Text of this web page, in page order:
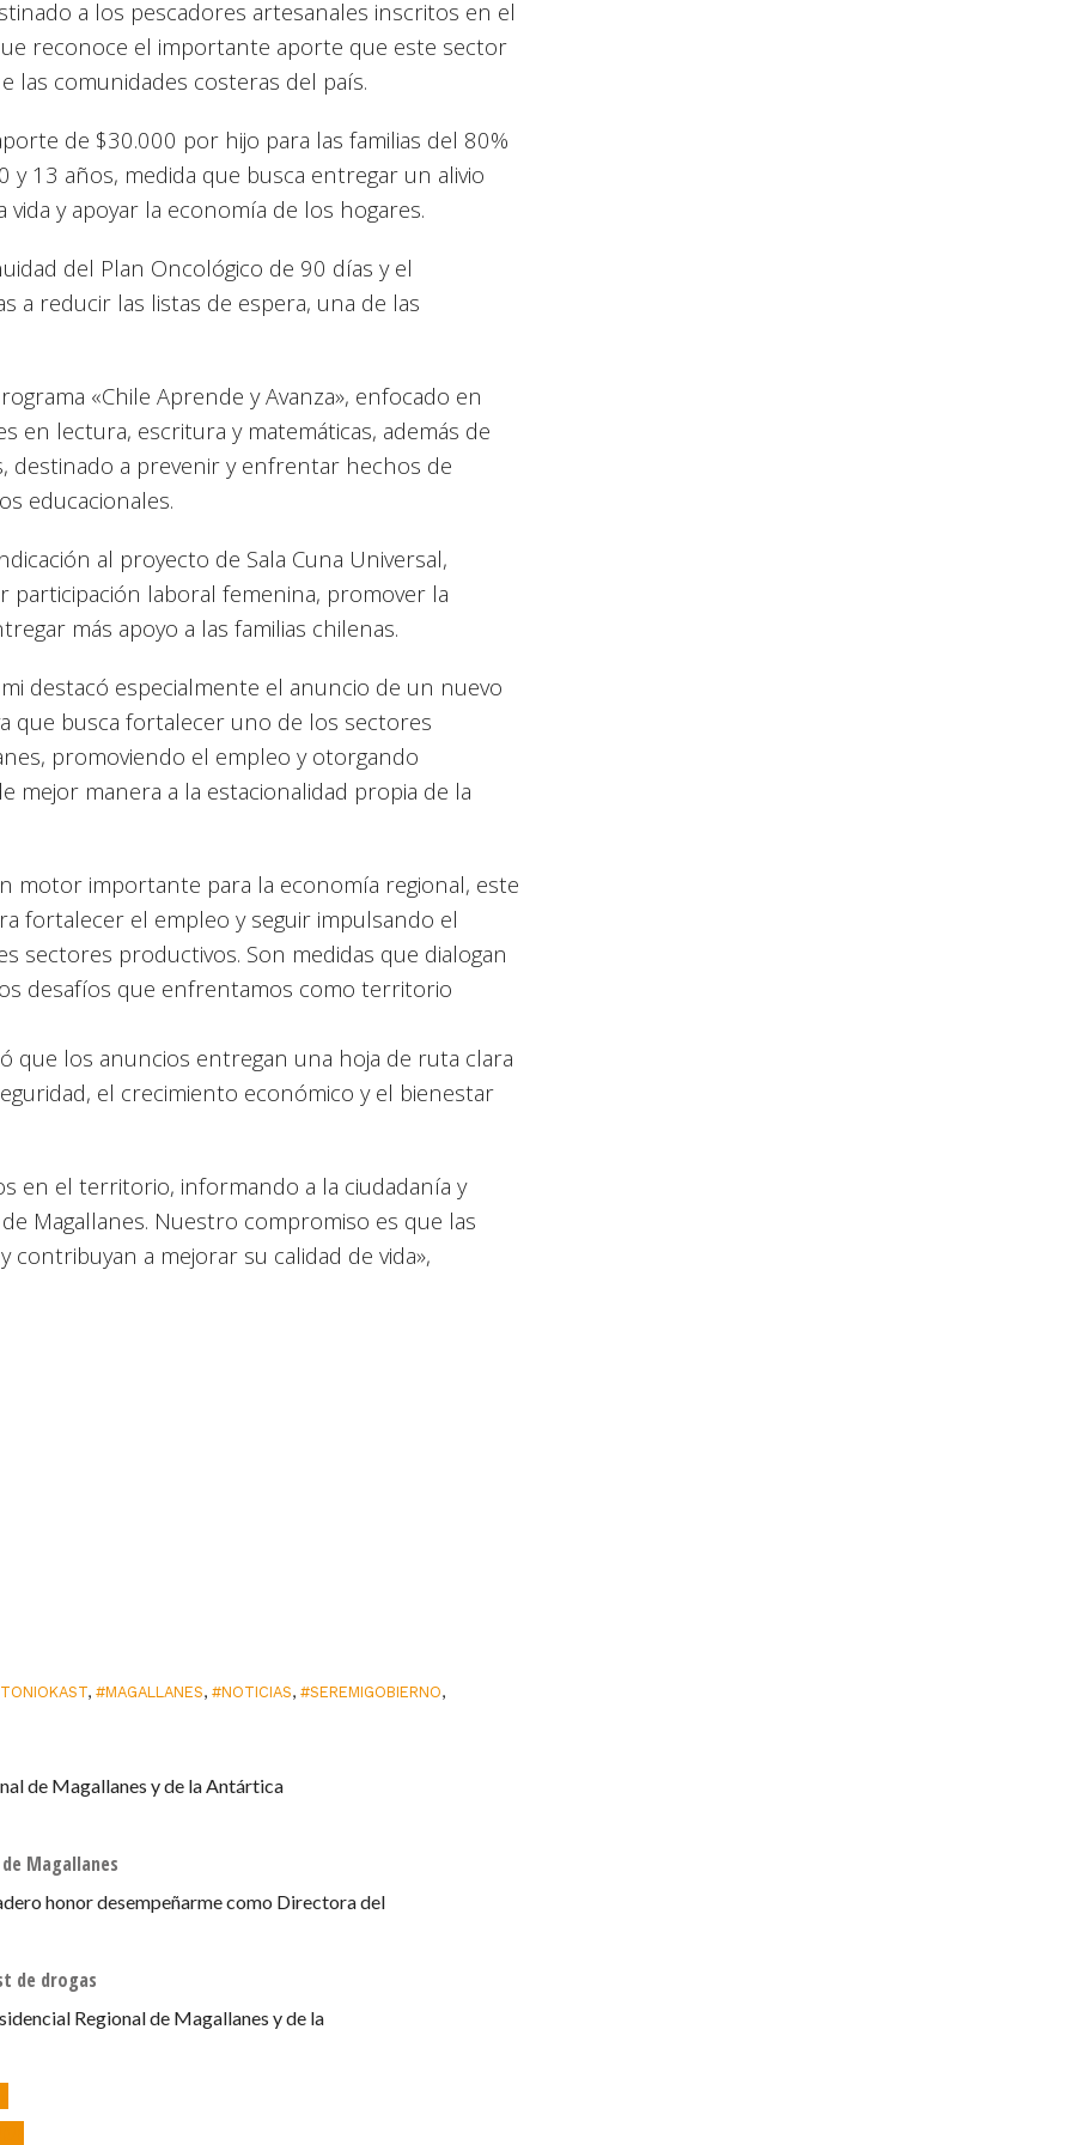
a los pescadores artesanales inscritos en el
reconoce el importante aporte que este sector
las comunidades costeras del país.
de $30.000 por hijo para las familias del 80%
13 años, medida que busca entregar un alivio
y apoyar la economía de los hogares.
del Plan Oncológico de 90 días y el
a reducir las listas de espera, una de las
«Chile Aprende y Avanza», enfocado en
en lectura, escritura y matemáticas, además de
destinado a prevenir y enfrentar hechos de
educacionales.
al proyecto de Sala Cuna Universal,
participación laboral femenina, promover la
más apoyo a las familias chilenas.
destacó especialmente el anuncio de un nuevo
que busca fortalecer uno de los sectores
promoviendo el empleo y otorgando
manera a la estacionalidad propia de la
motor importante para la economía regional, este
fortalecer el empleo y seguir impulsando el
sectores productivos. Son medidas que dialogan
desafíos que enfrentamos como territorio
que los anuncios entregan una hoja de ruta clara
el crecimiento económico y el bienestar
en el territorio, informando a la ciudadanía y
Magallanes. Nuestro compromiso es que las
a mejorar su calidad de vida»,
,#MAGALLANES,#NOTICIAS,#SEREMIGOBIERNO,
de Magallanes y de la Antártica
Magallanes
honor desempeñarme como Directora del
de drogas
Regional de Magallanes y de la